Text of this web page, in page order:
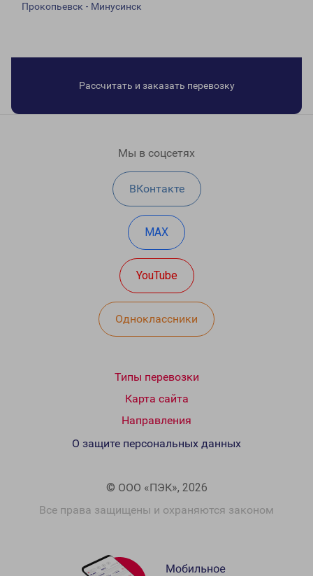
Прокопьевск - Минусинск
Рассчитать и заказать перевозку
Мы в соцсетях
ВКонтакте
MAX
YouTube
Одноклассники
Типы перевозки
Карта сайта
Направления
© ООО «ПЭК», 2026
Все права защищены и охраняются законом
О защите персональных данных